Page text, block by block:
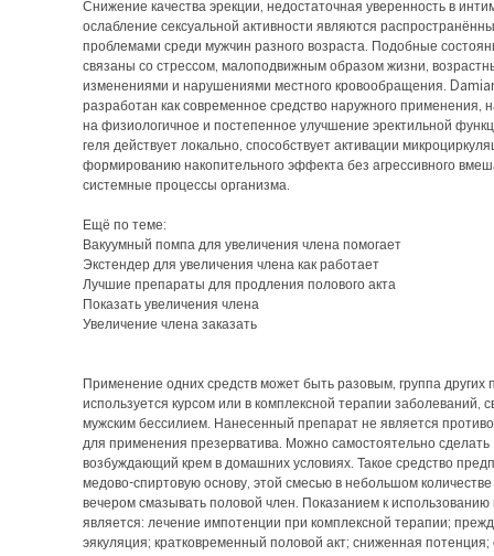
Снижение качества эрекции, недостаточная уверенность в
ослабление сексуальной активности являются
проблемами среди мужчин разного возраста. Подобные
связаны со стрессом, малоподвижным образом жизни,
изменениями и нарушениями местного кровообращения.
разработан как современное средство наружного применения,
на физиологичное и постепенное улучшение эректильной
геля действует локально, способствует активации
формированию накопительного эффекта без агрессивного
системные процессы организма.
Ещё по теме:
Вакуумный помпа для увеличения члена помогает
Экстендер для увеличения члена как работает
Лучшие препараты для продления полового акта
Показать увеличения члена
Увеличение члена заказать
Применение одних средств может быть разовым, группа других
используется курсом или в комплексной терапии заболеваний,
мужским бессилием. Нанесенный препарат не является
для применения презерватива. Можно самостоятельно сделать
возбуждающий крем в домашних условиях. Такое средство
медово-спиртовую основу, этой смесью в небольшом количестве
вечером смазывать половой член. Показанием к использованию
является: лечение импотенции при комплексной терапии;
эякуляция; кратковременный половой акт; сниженная потенция;